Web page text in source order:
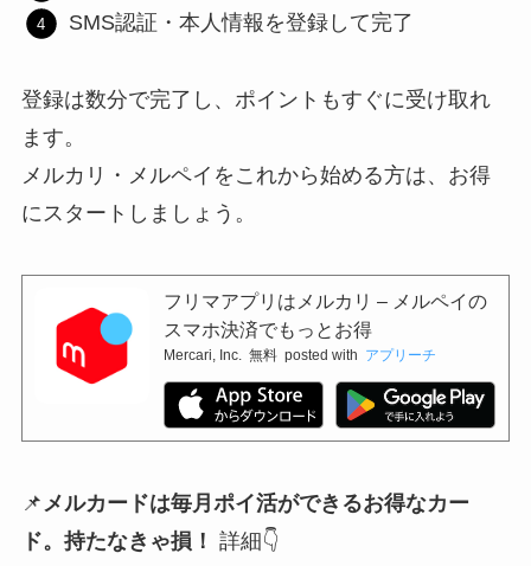
SMS認証・本人情報を登録して完了
登録は数分で完了し、ポイントもすぐに受け取れ
ます。
メルカリ・メルペイをこれから始める方は、お得
にスタートしましょう。
フリマアプリはメルカリ – メルペイの
スマホ決済でもっとお得
Mercari, Inc. 無料 posted with アプリーチ
📌 メルカードは毎月ポイ活ができるお得なカー
ド。持たなきゃ損！ 詳細👇